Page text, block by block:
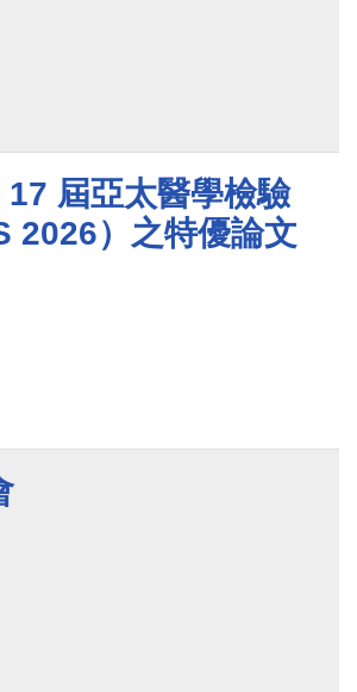
屆亞太醫學檢驗
2026）之特優論文